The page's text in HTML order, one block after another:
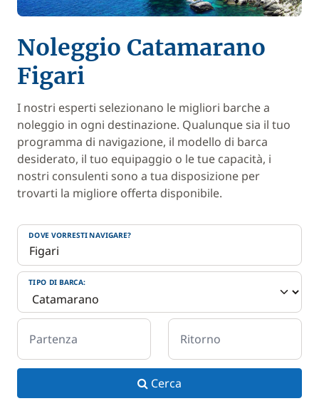
Noleggio Catamarano
Figari
I nostri esperti selezionano le migliori barche a
noleggio in ogni destinazione. Qualunque sia il tuo
programma di navigazione, il modello di barca
desiderato, il tuo equipaggio o le tue capacità, i
nostri consulenti sono a tua disposizione per
trovarti la migliore offerta disponibile.
DOVE VORRESTI NAVIGARE?
TIPO DI BARCA:
Partenza Ritorno
Cerca